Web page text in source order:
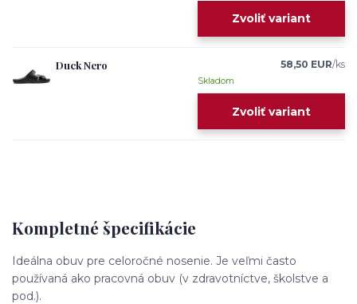
Zvoliť variant
Duck Nero 58,50 EUR/ks
Skladom
Zvoliť variant
Kompletné špecifikácie
Ideálna obuv pre celoročné nosenie. Je veľmi často
používaná ako pracovná obuv (v zdravotníctve, školstve a
pod.).